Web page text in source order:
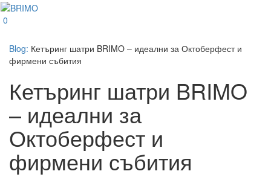
0
Blog: Кетъринг шатри BRIMO – идеални за Октоберфест и
фирмени събития
Кетъринг шатри BRIMO
– идеални за
Октоберфест и
фирмени събития